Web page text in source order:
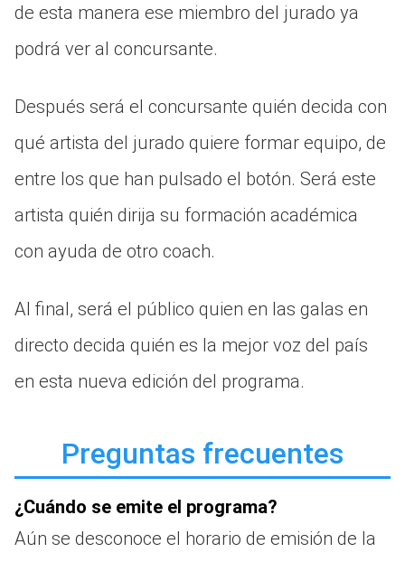
de esta manera ese miembro del jurado ya
podrá ver al concursante.
Después será el concursante quién decida con
qué artista del jurado quiere formar equipo, de
entre los que han pulsado el botón. Será este
artista quién dirija su formación académica
con ayuda de otro coach.
Al final, será el público quien en las galas en
directo decida quién es la mejor voz del país
en esta nueva edición del programa.
Preguntas frecuentes
¿Cuándo se emite el programa?
Aún se desconoce el horario de emisión de la